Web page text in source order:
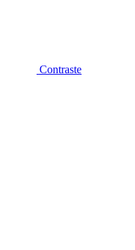
Contraste